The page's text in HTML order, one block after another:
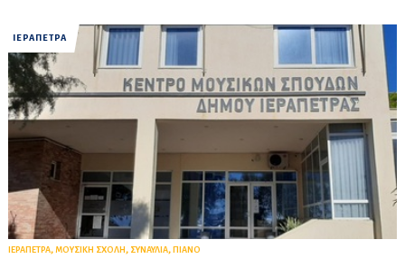
ΙΕΡΑΠΕΤΡΑ
ΙΕΡΑΠΕΤΡΑ, ΜΟΥΣΙΚΗ ΣΧΟΛΗ , ΣΥΝΑΥΛΙΑ, ΠΙΑΝΟ